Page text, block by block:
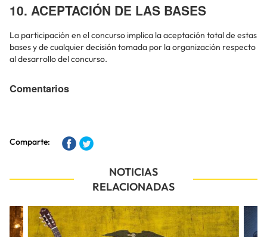
10. ACEPTACIÓN DE LAS BASES
La participación en el concurso implica la aceptación total de estas
bases y de cualquier decisión tomada por la organización respecto
al desarrollo del concurso.
Comentarios
Comparte:
NOTICIAS
RELACIONADAS